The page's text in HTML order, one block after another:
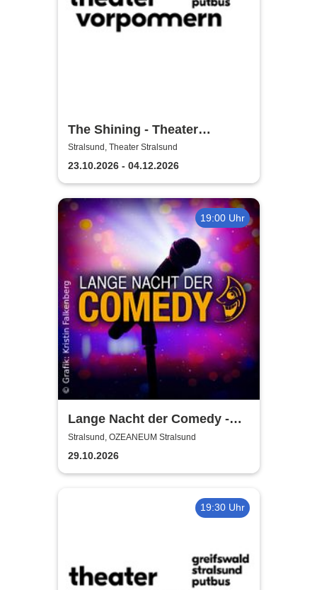
The Shining - Theater
Vorpommern
Stralsund, Theater Stralsund
23.10.2026 - 04.12.2026
19:00 Uhr
Lange Nacht der Comedy -
Die Stadt lacht
Stralsund, OZEANEUM Stralsund
29.10.2026
19:30 Uhr